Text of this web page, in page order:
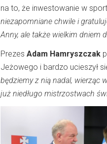
na to, że inwestowanie w
niezapomniane chwile i
Anny, ale także wielkim dniem
Prezes Adam Hamryszczak
Jeżowego i bardzo ucieszył
będziemy z nią nadal, wierząc
już niedługo mistrzostwach